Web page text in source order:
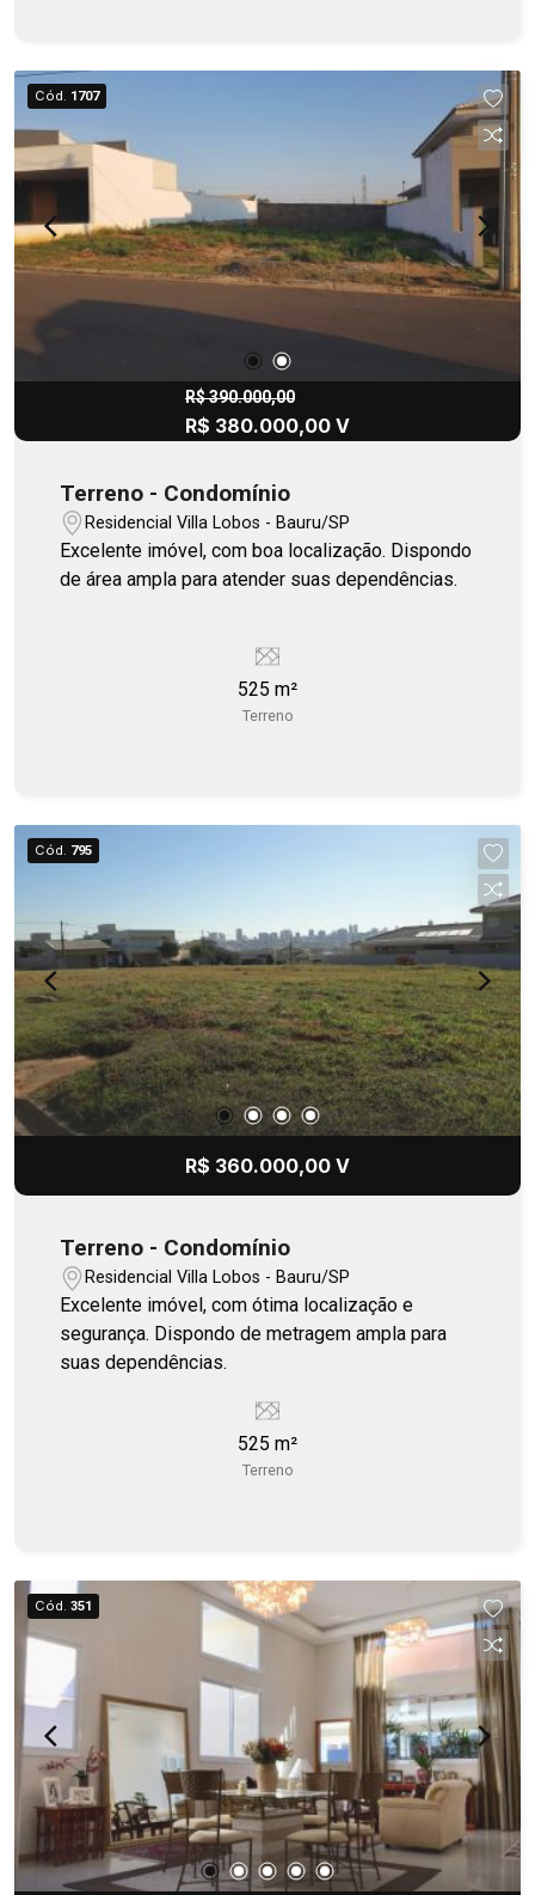
Cód. 1707
R$ 390.000,00
R$ 380.000,00 V
Terreno - Condomínio
Residencial Villa Lobos - Bauru/SP
Excelente imóvel, com boa localização. Dispondo
de área ampla para atender suas dependências.
525 m²
Terreno
Cód. 795
R$ 360.000,00 V
Terreno - Condomínio
Residencial Villa Lobos - Bauru/SP
Excelente imóvel, com ótima localização e
segurança. Dispondo de metragem ampla para
suas dependências.
525 m²
Terreno
Cód. 351